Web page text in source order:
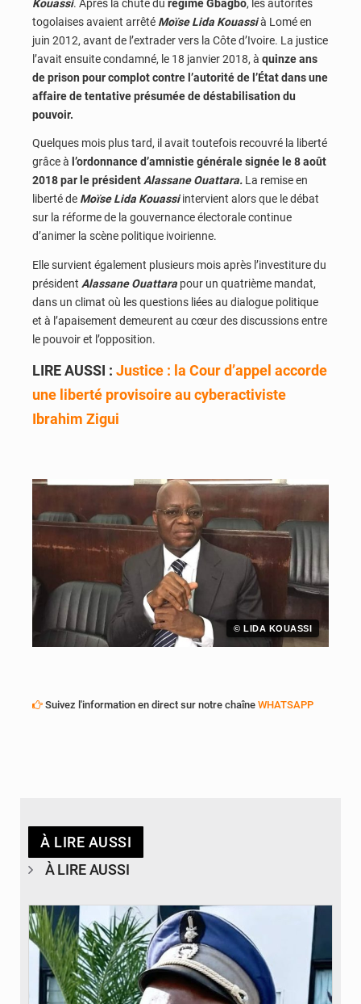
Kouassi. Après la chute du régime Gbagbo, les autorités
togolaises avaient arrêté Moïse Lida Kouassià Lomé en
juin 2012, avant de l’extrader vers la Côte d’Ivoire. La justice
l’avait ensuite condamné, le 18 janvier 2018, à quinze ans
de prison pour complot contre l’autorité de l’État dans une
affaire de tentative présumée de déstabilisation du
pouvoir.
Quelques mois plus tard, il avait toutefois recouvré la liberté
grâce à l’ordonnance d’amnistie générale signée le 8 août
2018 par le présidentAlassane Ouattara. La remise en
liberté de Moïse Lida Kouassiintervient alors que le débat
sur la réforme de la gouvernance électorale continue
d’animer la scène politique ivoirienne.
Elle survient également plusieurs mois après l’investiture du
président Alassane Ouattara pour un quatrième mandat,
dans un climat où les questions liées au dialogue politique
et à l’apaisement demeurent au cœur des discussions entre
le pouvoir et l’opposition.
LIRE AUSSI : Justice : la Cour d’appel accorde
une liberté provisoire au cyberactiviste
Ibrahim Zigui
© LIDA KOUASSI
Suivez l'information en direct sur notre chaîne WHATSAPP
À LIRE AUSSI
À LIRE AUSSI